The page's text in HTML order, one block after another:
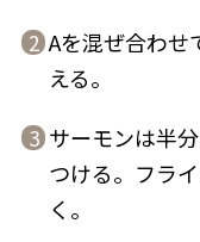
2 Aを混ぜ合わせ
える。
3 サーモンは半
つける。フラ
く。